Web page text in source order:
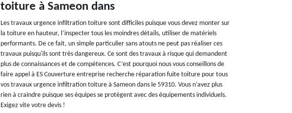
toiture à Sameon dans
Les travaux urgence infiltration toiture sont difficiles puisque vous devez monter sur
la toiture en hauteur, l’inspecter tous les moindres détails, utiliser de matériels
performants. De ce fait, un simple particulier sans atouts ne peut pas réaliser ces
travaux puisqu'ils sont très dangereux. Ce sont des travaux à risque qui demandent
plus de connaissances et de compétences. C’est pourquoi nous vous conseillons de
faire appel à ES Couverture entreprise recherche réparation fuite toiture pour tous
vos travaux urgence infiltration toiture à Sameon dans le 59310. Vous n’avez plus
rien à craindre puisque ses équipes se protègent avec des équipements individuels.
Exigez vite votre devis !